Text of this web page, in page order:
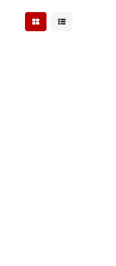
Mostrar resultados em
Mostrar